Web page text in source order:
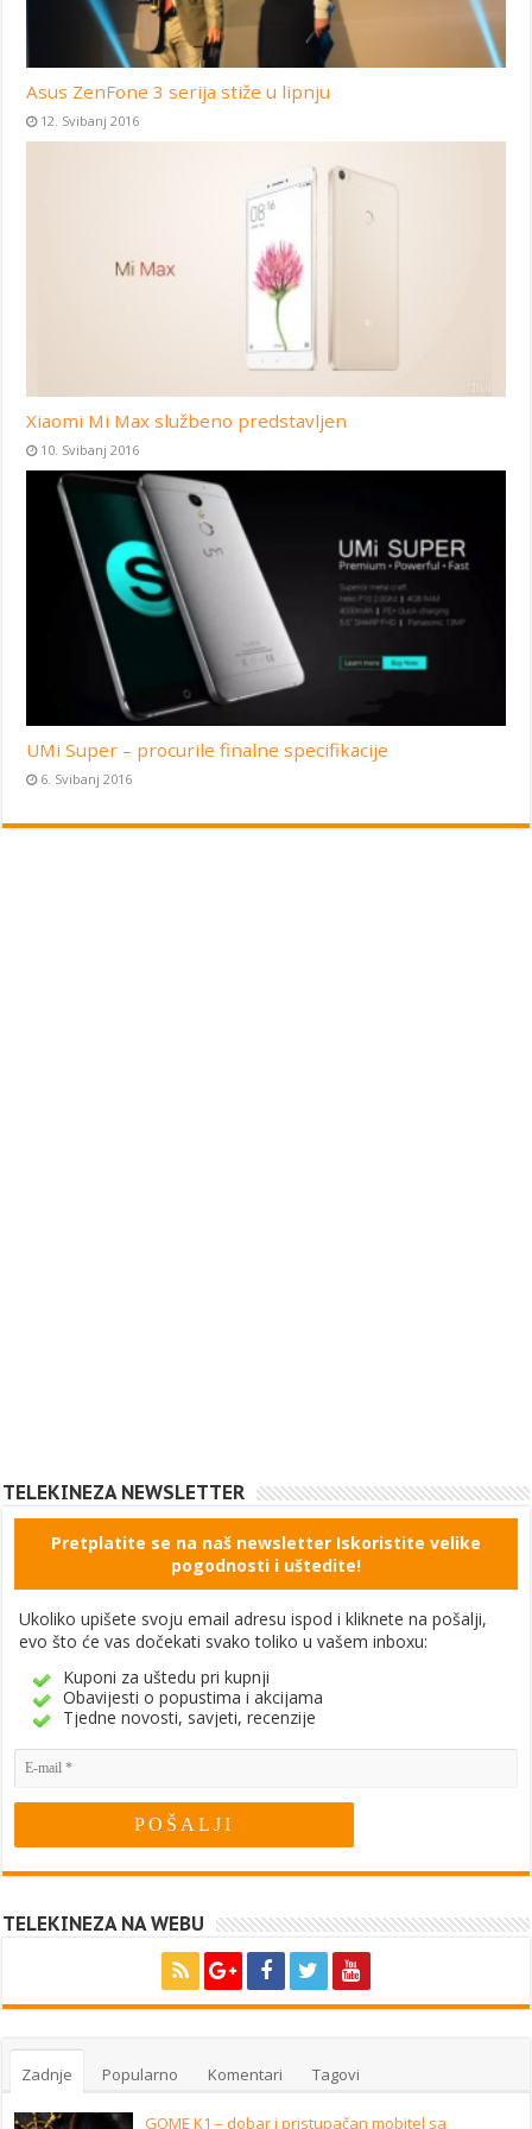
Asus ZenFone 3 serija stiže u lipnju
12. Svibanj 2016
Xiaomi Mi Max službeno predstavljen
10. Svibanj 2016
UMi Super – procurile finalne specifikacije
6. Svibanj 2016
TELEKINEZA NEWSLETTER
Pretplatite se na naš newsletter Iskoristite velike
pogodnosti i uštedite!
Ukoliko upišete svoju email adresu ispod i kliknete na pošalji,
evo što će vas dočekati svako toliko u vašem inboxu:
Kuponi za uštedu pri kupnji
Obavijesti o popustima i akcijama
Tjedne novosti, savjeti, recenzije
TELEKINEZA NA WEBU
Zadnje Popularno Komentari Tagovi
GOME K1 – dobar i pristupačan mobitel sa